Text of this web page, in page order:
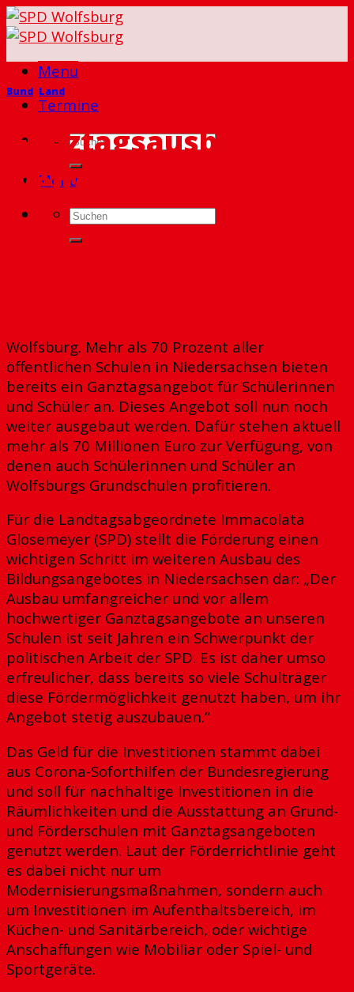
Skip
to
Menu
Termine
Menu
Bund Land
Ganztagsausbau geht
weiter voran
Wolfsburg. Mehr als 70 Prozent aller
öffentlichen Schulen in Niedersachsen bieten
bereits ein Ganztagsangebot für Schülerinnen
und Schüler an. Dieses Angebot soll nun noch
weiter ausgebaut werden. Dafür stehen aktuell
mehr als 70 Millionen Euro zur Verfügung, von
denen auch Schülerinnen und Schüler an
Wolfsburgs Grundschulen profitieren.
Für die Landtagsabgeordnete Immacolata
Glosemeyer (SPD) stellt die Förderung einen
wichtigen Schritt im weiteren Ausbau des
Bildungsangebotes in Niedersachsen dar: „Der
Ausbau umfangreicher und vor allem
hochwertiger Ganztagsangebote an unseren
Schulen ist seit Jahren ein Schwerpunkt der
politischen Arbeit der SPD. Es ist daher umso
erfreulicher, dass bereits so viele Schulträger
diese Fördermöglichkeit genutzt haben, um ihr
Angebot stetig auszubauen.“
Das Geld für die Investitionen stammt dabei
aus Corona-Soforthilfen der Bundesregierung
und soll für nachhaltige Investitionen in die
Räumlichkeiten und die Ausstattung an Grund-
und Förderschulen mit Ganztagsangeboten
genutzt werden. Laut der Förderrichtlinie geht
es dabei nicht nur um
Modernisierungsmaßnahmen, sondern auch
um Investitionen im Aufenthaltsbereich, im
Küchen- und Sanitärbereich, oder wichtige
Anschaffungen wie Mobiliar oder Spiel- und
Sportgeräte.